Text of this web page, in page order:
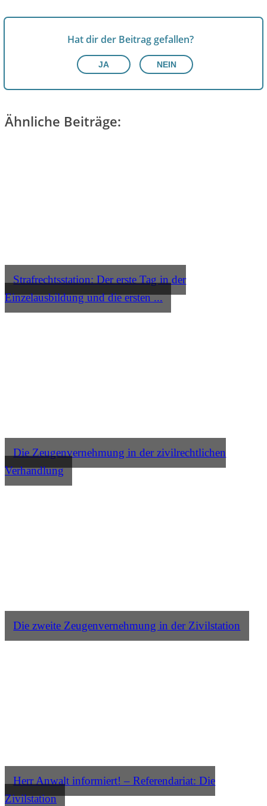
Hat dir der Beitrag gefallen?
JA NEIN
Ähnliche Beiträge:
Strafrechtsstation: Der erste Tag in der
Einzelausbildung und die ersten ...
Die Zeugenvernehmung in der zivilrechtlichen
Verhandlung
Die zweite Zeugenvernehmung in der Zivilstation
Herr Anwalt informiert! – Referendariat: Die
Zivilstation